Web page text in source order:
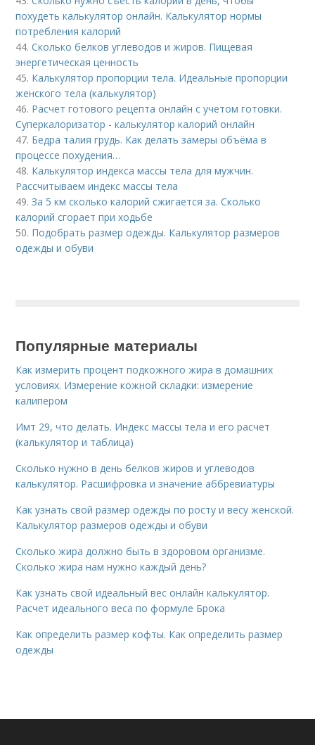
похудеть калькулятор онлайн. Калькулятор нормы
потребления калорий
44.Сколько белков углеводов и жиров. Пищевая
энергетическая ценность
45. Калькулятор пропорции тела. Идеальные пропорции
женского тела (калькулятор)
46. Расчет готового рецепта онлайн с учетом готовки.
Суперкалоризатор - калькулятор калорий онлайн
47. Бедра талия грудь. Как делать замеры объёма в
процессе похудения…
48. Калькулятор индекса массы тела для мужчин.
Рассчитываем индекс массы тела
49.За 5 км сколько калорий сжигается за. Сколько
калорий сгорает при ходьбе
50. Подобрать размер одежды. Калькулятор размеров
одежды и обуви
Популярные материалы
Как измерить процент подкожного жира в домашних
условиях. Измерение кожной складки: измерение
калипером
Имт 29, что делать. Индекс массы тела и его расчет
(калькулятор и таблица)
Сколько нужно в день белков жиров и углеводов
калькулятор. Расшифровка и значение аббревиатуры
Как узнать свой размер одежды по росту и весу женской.
Калькулятор размеров одежды и обуви
Сколько жира должно быть в здоровом организме.
Сколько жира нам нужно каждый день?
Как узнать свой идеальный вес онлайн калькулятор.
Расчет идеального веса по формуле Брока
Как определить размер кофты. Как определить размер
одежды